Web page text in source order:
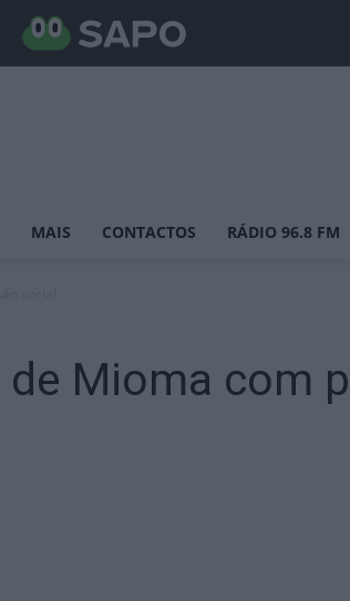
MAIS CONTACTOS RÁDIO 96.8 FM
Mioma com